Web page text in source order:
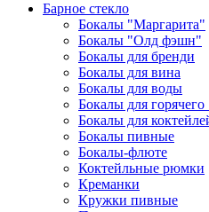
Барное стекло
Бокалы "Маргарита"
Бокалы "Олд фэшн"
Бокалы для бренди
Бокалы для вина
Бокалы для воды
Бокалы для
Бокалы для
Бокалы пивные
Бокалы-флюте
Коктейльные рюмки
Креманки
Кружки пивные